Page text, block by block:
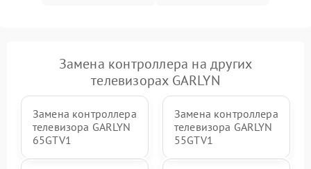
Замена контроллера на других
телевизорах GARLYN
Замена контроллера
телевизора GARLYN
65GTV1
Замена контроллера
телевизора GARLYN
55GTV1